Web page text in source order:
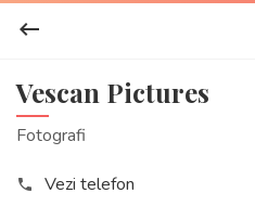
keyboard_backspace
Vescan Pictures
Fotografi
phone Vezi telefon